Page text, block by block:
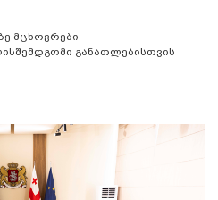
მცხოვრები
განათლებისთვის